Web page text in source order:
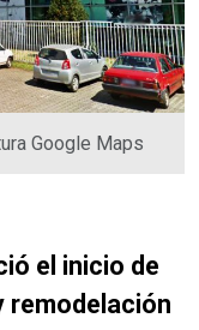
Google Maps
el inicio de
remodelación